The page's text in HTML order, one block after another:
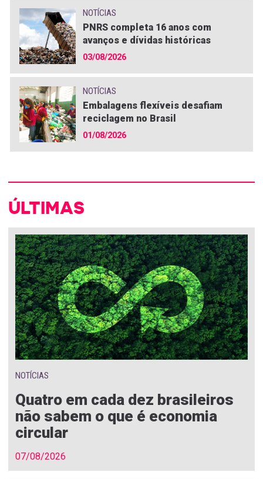
NOTÍCIAS
PNRS completa 16 anos com
avanços e dívidas históricas
03/08/2026
NOTÍCIAS
Embalagens flexíveis desafiam
reciclagem no Brasil
01/08/2026
ÚLTIMAS
NOTÍCIAS
Quatro em cada dez brasileiros
não sabem o que é economia
circular
07/08/2026